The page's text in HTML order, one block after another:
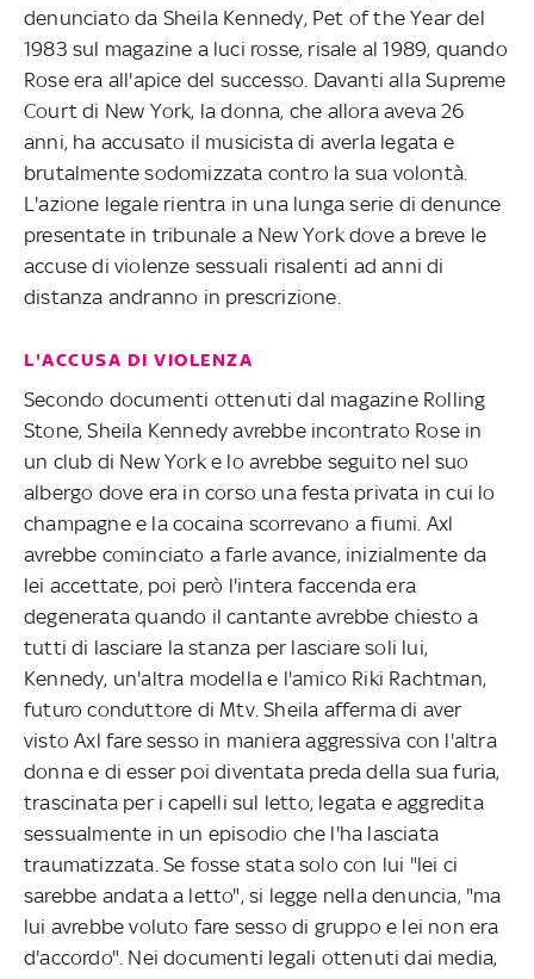
denunciato da Sheila Kennedy, Pet of the Year del
1983 sul magazine a luci rosse, risale al 1989, quando
Rose era all'apice del successo. Davanti alla Supreme
Court di New York, la donna, che allora aveva 26
anni, ha accusato il musicista di averla legata e
brutalmente sodomizzata contro la sua volontà.
L'azione legale rientra in una lunga serie di denunce
presentate in tribunale a New York dove a breve le
accuse di violenze sessuali risalenti ad anni di
distanza andranno in prescrizione.
L'ACCUSA DI VIOLENZA
Secondo documenti ottenuti dal magazine Rolling
Stone, Sheila Kennedy avrebbe incontrato Rose in
un club di New York e lo avrebbe seguito nel suo
albergo dove era in corso una festa privata in cui lo
champagne e la cocaina scorrevano a fiumi. Axl
avrebbe cominciato a farle avance, inizialmente da
lei accettate, poi però l'intera faccenda era
degenerata quando il cantante avrebbe chiesto a
tutti di lasciare la stanza per lasciare soli lui,
Kennedy, un'altra modella e l'amico Riki Rachtman,
futuro conduttore di Mtv. Sheila afferma di aver
visto Axl fare sesso in maniera aggressiva con l'altra
donna e di esser poi diventata preda della sua furia,
trascinata per i capelli sul letto, legata e aggredita
sessualmente in un episodio che l'ha lasciata
traumatizzata. Se fosse stata solo con lui "lei ci
sarebbe andata a letto", si legge nella denuncia, "ma
lui avrebbe voluto fare sesso di gruppo e lei non era
d'accordo". Nei documenti legali ottenuti dai media,